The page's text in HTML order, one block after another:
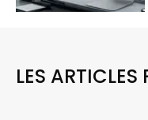
LES ARTICLES